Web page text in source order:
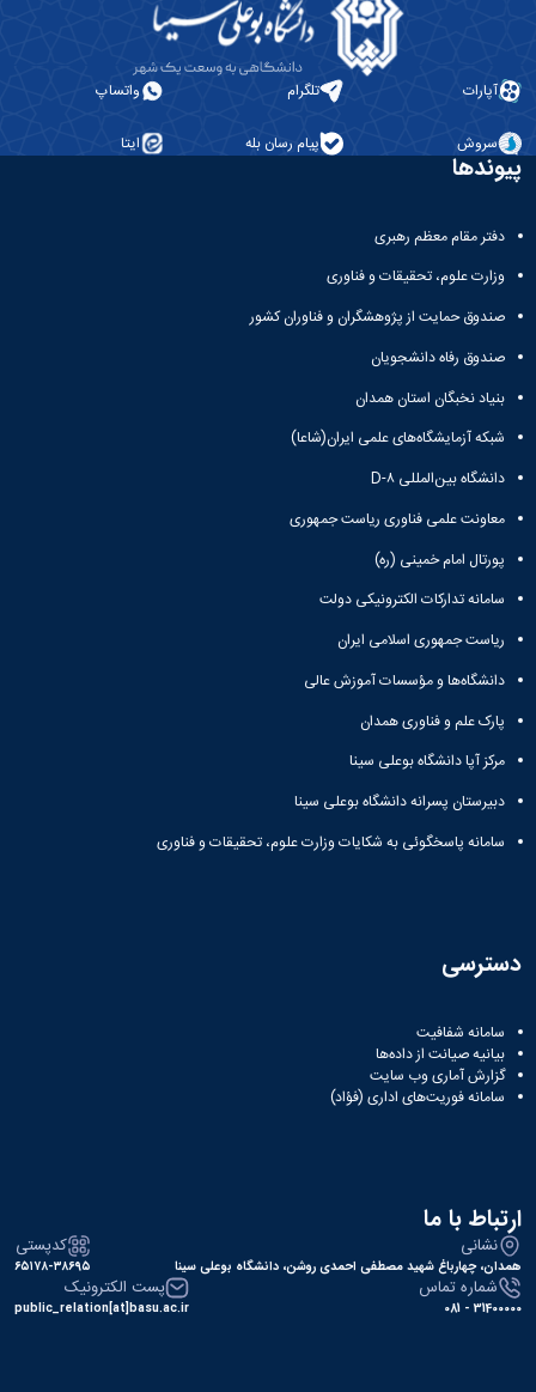
آپارات تلگرام واتساپ
سروش پیام رسان بله ایتا
پیوندها
دفتر مقام معظم رهبری
وزارت علوم، تحقیقات و فناوری
صندوق حمایت از پژوهشگران و فناوران کشور
صندوق رفاه دانشجویان
بنیاد نخبگان استان همدان
شبکه آزمایشگاه‌های علمی ایران(شاعا)
دانشگاه بین‌المللی D-۸
معاونت علمی فناوری ریاست جمهوری
پورتال امام خمینی (ره)
سامانه تدارکات الکترونیکی دولت
ریاست جمهوری اسلامی ایران
دانشگاه‌ها و مؤسسات آموزش عالی
پارک علم و فناوری همدان
مرکز آپا دانشگاه بوعلی سینا
دبیرستان پسرانه دانشگاه بوعلی سینا
سامانه پاسخگوئی به شکایات وزارت علوم، تحقیقات و فناوری
دسترسی
سامانه شفافیت
بیانیه صیانت از داده‌ها
گزارش آماری وب‌ سایت
سامانه فوریت‌های اداری (فؤاد)
ارتباط با ما
نشانی
همدان، چهارباغ شهید مصطفی احمدی روشن، دانشگاه بوعلی سینا
کدپستی
۶۵۱۷۸-۳۸۶۹۵
شماره تماس
31400000 - 081
پست الکترونیک
public_relation[at]basu.ac.ir